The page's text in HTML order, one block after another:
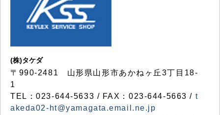
(株)タケダ
〒990-2481 山形県山形市あかねヶ丘3丁目18-
1
TEL：023-644-5633 / FAX：023-644-5663 / t
akeda02-ht@yamagata.email.ne.jp